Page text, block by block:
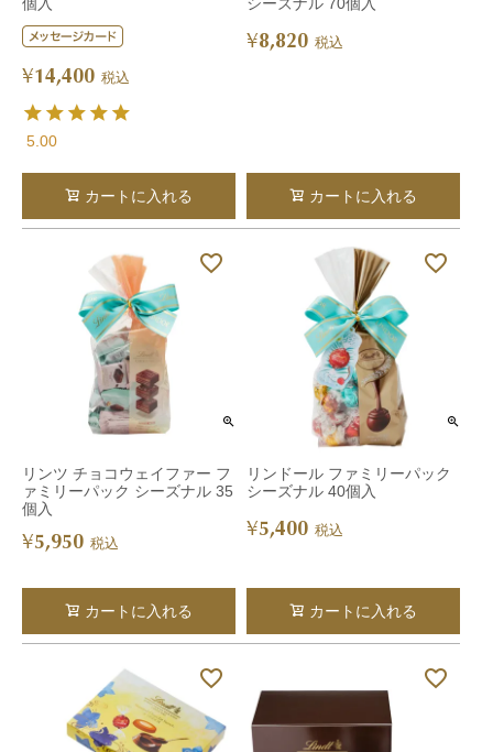
¥14,400 税込
5.00
カートに入れる
¥8,820 税込
カートに入れる
リンツ チョコウェイファー フ
ァミリーパック シーズナル 35
個入
¥5,950 税込
カートに入れる
リンドール ファミリーパック
シーズナル 40個入
¥5,400 税込
カートに入れる